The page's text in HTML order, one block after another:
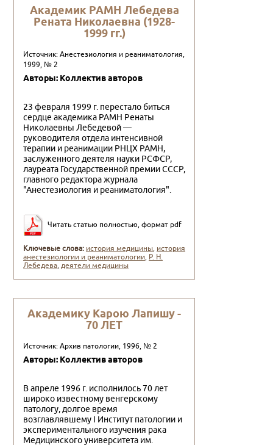
Академик РАМН Лебедева
Рената Николаевна (1928-
1999 гг.)
Источник: Анестезиология и реаниматология,
1999, № 2
Авторы: Коллектив авторов
23 февраля 1999 г. перестало биться
сердце академика РАМН Ренаты
Николаевны Лебедевой —
руководителя отдела интенсивной
терапии и реанимации РНЦХ РАМН,
заслужен­ного деятеля науки РСФСР,
лауреата Государственной премии СССР,
главного редактора журнала
"Анестезиология и реани­матология".
Читать статью полностью, формат pdf
Ключевые слова: история медицины, история
анестезиологии и реаниматологии, Р. Н.
Лебедева,деятели медицины
Академику Карою Лапишу -
70 ЛЕТ
Источник: Архив патологии, 1996, № 2
Авторы: Коллектив авторов
В апреле 1996 г. исполнилось 70 лет
широко известному венгерскому
патологу, долгое время
возглавлявшему I Инсти­тут патологии и
экспериментального изучения рака
Меди­цинского университета им.